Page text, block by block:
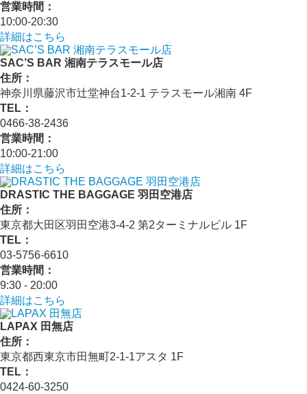
営業時間：
10:00-20:30
詳細はこちら
SAC’S BAR 湘南テラスモール店
住所：
神奈川県藤沢市辻堂神台1-2-1 テラスモール湘南 4F
TEL：
0466-38-2436
営業時間：
10:00-21:00
詳細はこちら
DRASTIC THE BAGGAGE 羽田空港店
住所：
東京都大田区羽田空港3-4-2 第2ターミナルビル 1F
TEL：
03-5756-6610
営業時間：
9:30 - 20:00
詳細はこちら
LAPAX 田無店
住所：
東京都西東京市田無町2-1-1アスタ 1F
TEL：
0424-60-3250